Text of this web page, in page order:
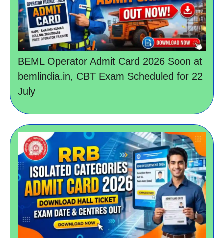
BEML Operator Admit Card 2026 Soon at
bemlindia.in, CBT Exam Scheduled for 22
July